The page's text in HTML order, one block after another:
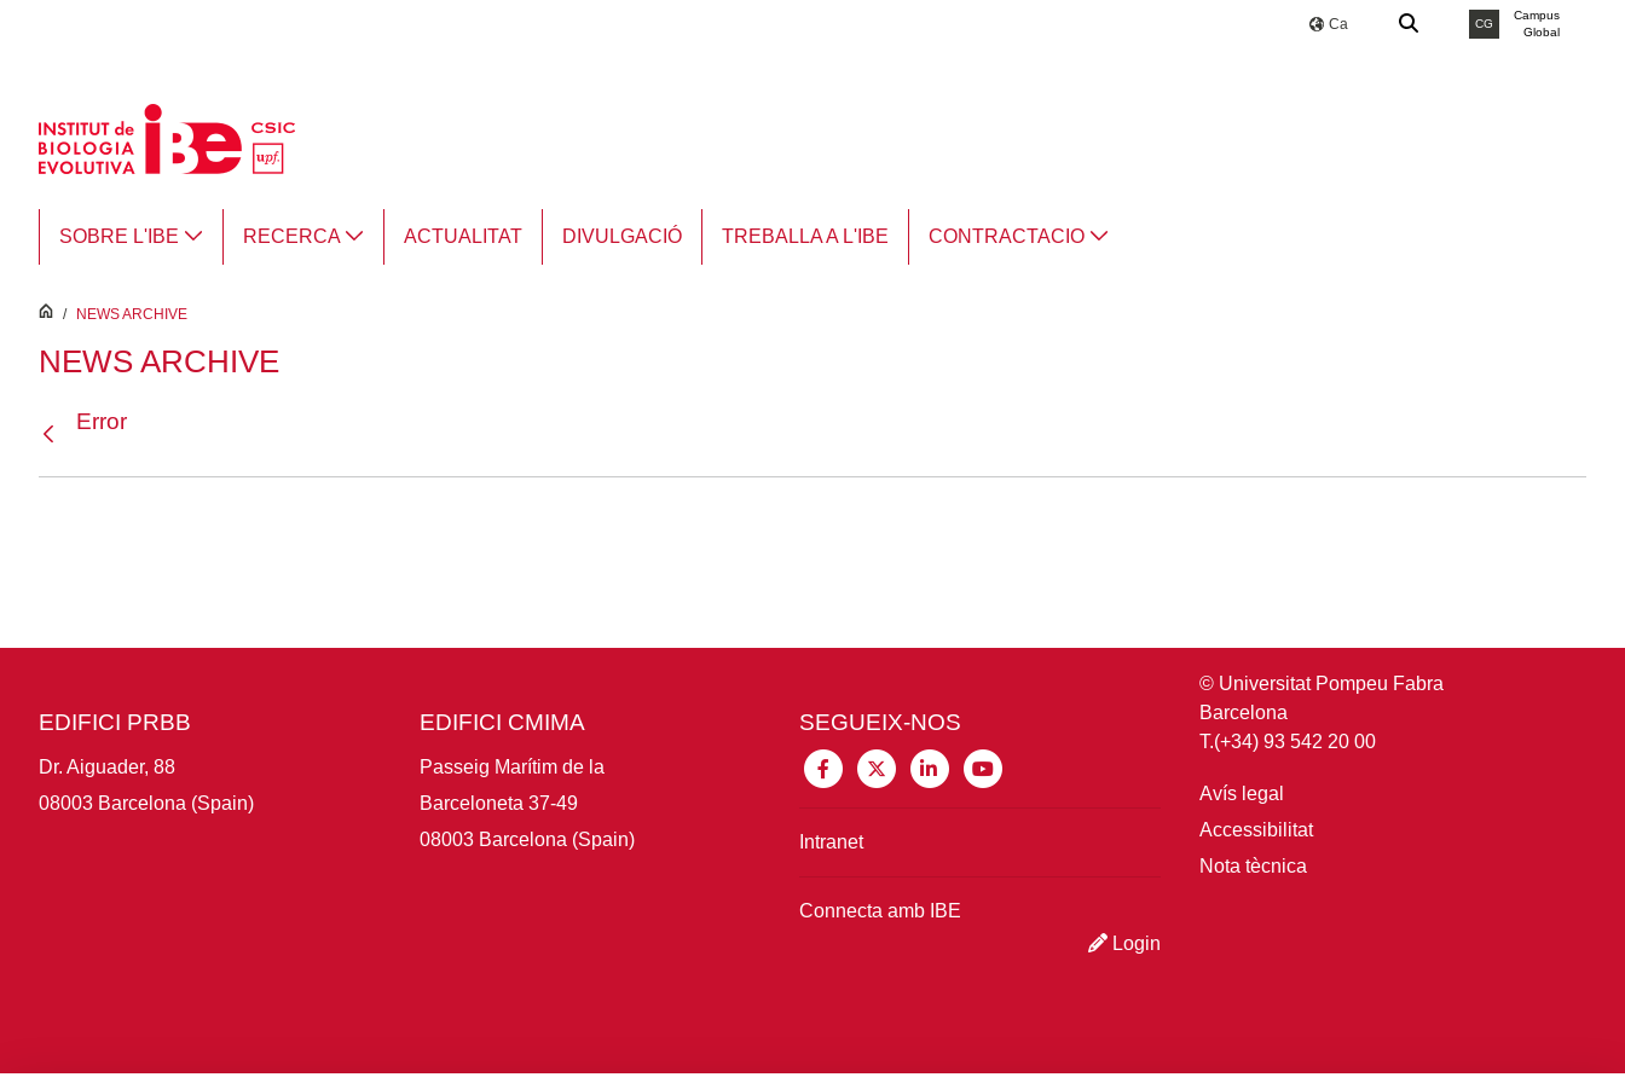
Ca CG
Campus
Global
SOBRE L'IBE RECERCA ACTUALITAT DIVULGACIÓ TREBALLA A L'IBE CONTRACTACIO
inici
/ NEWS ARCHIVE
NEWS ARCHIVE
Error
EDIFICI PRBB
Dr. Aiguader, 88
08003 Barcelona (Spain)
EDIFICI CMIMA
Passeig Marítim de la
Barceloneta 37-49
08003 Barcelona (Spain)
SEGUEIX-NOS
Intranet
Connecta amb IBE
Login
© Universitat Pompeu Fabra
Barcelona
T.(+34) 93 542 20 00
Avís legal
Accessibilitat
Nota tècnica